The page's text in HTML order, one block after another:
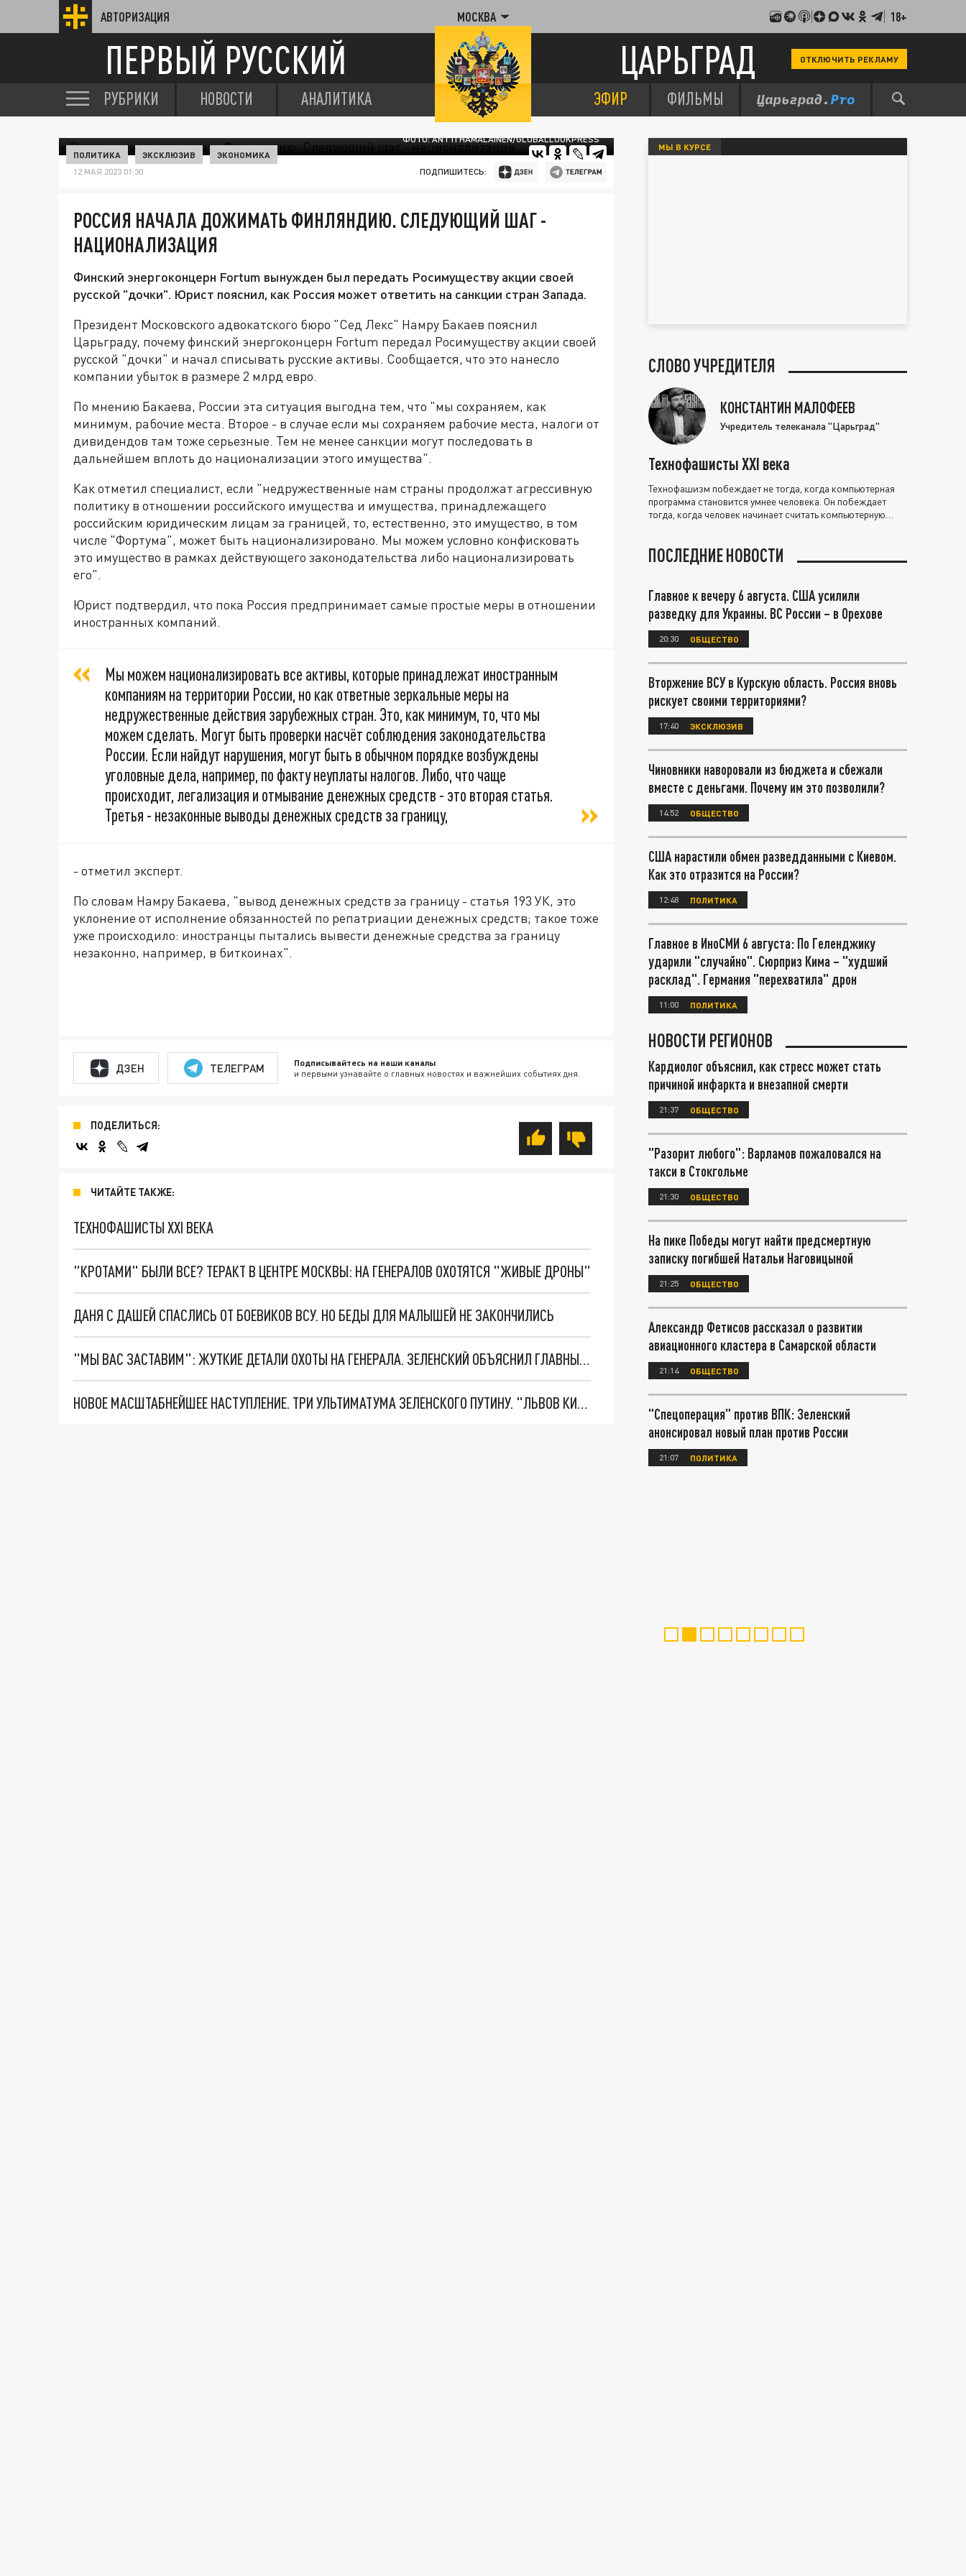
АВТОРИЗАЦИЯ МОСКВА 18+
ПЕРВЫЙ РУССКИЙ ЦАРЬГРАД ОТКЛЮЧИТЬ РЕКЛАМУ
РУБРИКИ НОВОСТИ АНАЛИТИКА ЭФИР ФИЛЬМЫ
ФОТО: ANTTI HÄMÄLÄINEN/GLOBALLOOKPRESS
ПОЛИТИКА ЭКСКЛЮЗИВ ЭКОНОМИКА
12 МАЯ 2023 01:30 ПОДПИШИТЕСЬ:
РОССИЯ НАЧАЛА ДОЖИМАТЬ ФИНЛЯНДИЮ. СЛЕДУЮЩИЙ ШАГ -
НАЦИОНАЛИЗАЦИЯ
Финский энергоконцерн Fortum вынужден был передать Росимуществу акции своей
русской "дочки". Юрист пояснил, как Россия может ответить на санкции стран Запада.
Президент Московского адвокатского бюро "Сед Лекс" Намру Бакаев пояснил
Царьграду, почему финский энергоконцерн Fortum передал Росимуществу акции своей
русской "дочки" и начал списывать русские активы. Сообщается, что это нанесло
компании убыток в размере 2 млрд евро.
По мнению Бакаева, России эта ситуация выгодна тем, что "мы сохраняем, как
минимум, рабочие места. Второе - в случае если мы сохраняем рабочие места, налоги от
дивидендов там тоже серьезные. Тем не менее санкции могут последовать в
дальнейшем вплоть до национализации этого имущества".
Как отметил специалист, если "недружественные нам страны продолжат агрессивную
политику в отношении российского имущества и имущества, принадлежащего
российским юридическим лицам за границей, то, естественно, это имущество, в том
числе "Фортума", может быть национализировано. Мы можем условно конфисковать
это имущество в рамках действующего законодательства либо национализировать
его".
Юрист подтвердил, что пока Россия предпринимает самые простые меры в отношении
иностранных компаний.
Мы можем национализировать все активы, которые принадлежат иностранным
компаниям на территории России, но как ответные зеркальные меры на
недружественные действия зарубежных стран. Это, как минимум, то, что мы
можем сделать. Могут быть проверки насчёт соблюдения законодательства
России. Если найдут нарушения, могут быть в обычном порядке возбуждены
уголовные дела, например, по факту неуплаты налогов. Либо, что чаще
происходит, легализация и отмывание денежных средств - это вторая статья.
Третья - незаконные выводы денежных средств за границу,
- отметил эксперт.
По словам Намру Бакаева, "вывод денежных средств за границу - статья 193 УК, это
уклонение от исполнение обязанностей по репатриации денежных средств; такое тоже
уже происходило: иностранцы пытались вывести денежные средства за границу
незаконно, например, в биткоинах".
ДЗЕН ТЕЛЕГРАМ Подписывайтесь на наши каналы
и первыми узнавайте о главных новостях и важнейших событиях дня.
ПОДЕЛИТЬСЯ:
ЧИТАЙТЕ ТАКЖЕ:
ТЕХНОФАШИСТЫ XXI ВЕКА
"КРОТАМИ" БЫЛИ ВСЕ? ТЕРАКТ В ЦЕНТРЕ МОСКВЫ: НА ГЕНЕРАЛОВ ОХОТЯТСЯ "ЖИВЫЕ ДРОНЫ"
ДАНЯ С ДАШЕЙ СПАСЛИСЬ ОТ БОЕВИКОВ ВСУ. НО БЕДЫ ДЛЯ МАЛЫШЕЙ НЕ ЗАКОНЧИЛИСЬ
"МЫ ВАС ЗАСТАВИМ": ЖУТКИЕ ДЕТАЛИ ОХОТЫ НА ГЕНЕРАЛА. ЗЕЛЕНСКИЙ ОБЪЯСНИЛ ГЛАВНЫЙ СМЫСЛ ТЕРАКТА В ЦЕНТРЕ МОСКВЫ
НОВОЕ МАСШТАБНЕЙШЕЕ НАСТУПЛЕНИЕ. ТРИ УЛЬТИМАТУМА ЗЕЛЕНСКОГО ПУТИНУ. "ЛЬВОВ КИМА" ПОСТАВЯТ НА ПВО? ГЛОБАЛЬНЫЙ ПРОРЫВ ПОД ЗАПОРОЖЬЕМ
МЫ В КУРСЕ
СЛОВО УЧРЕДИТЕЛЯ
КОНСТАНТИН МАЛОФЕЕВ
Учредитель телеканала "Царьград"
Технофашисты XXI века
Технофашизм побеждает не тогда, когда компьютерная
программа становится умнее человека. Он побеждает
тогда, когда человек начинает считать компьютерную
ПОСЛЕДНИЕ НОВОСТИ
Главное к вечеру 6 августа. США усилили
разведку для Украины. ВС России – в Орехове
20:30 ОБЩЕСТВО
Вторжение ВСУ в Курскую область. Россия вновь
рискует своими территориями?
17:40 ЭКСКЛЮЗИВ
Чиновники наворовали из бюджета и сбежали
вместе с деньгами. Почему им это позволили?
14:52 ОБЩЕСТВО
США нарастили обмен разведданными с Киевом.
Как это отразится на России?
12:48 ПОЛИТИКА
Главное в ИноСМИ 6 августа: По Геленджику
ударили "случайно". Сюрприз Кима – "худший
расклад". Германия "перехватила" дрон
11:00 ПОЛИТИКА
НОВОСТИ РЕГИОНОВ
Кардиолог объяснил, как стресс может стать
причиной инфаркта и внезапной смерти
21:37 ОБЩЕСТВО
"Разорит любого": Варламов пожаловался на
такси в Стокгольме
21:30 ОБЩЕСТВО
На пике Победы могут найти предсмертную
записку погибшей Натальи Наговицыной
21:25 ОБЩЕСТВО
Александр Фетисов рассказал о развитии
авиационного кластера в Самарской области
21:14 ОБЩЕСТВО
"Спецоперация" против ВПК: Зеленский
анонсировал новый план против России
21:07 ПОЛИТИКА